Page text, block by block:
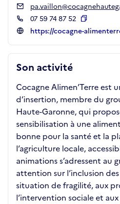
Son activité
Cocagne Alimen’Terre est
d’insertion, membre du
Haute-Garonne, qui
sensibilisation à une
bonne pour la santé et la
l’agriculture locale,
animations s’adressent au
attention sur l’inclusion
situation de fragilité, aux
l’intervention sociale et
07 59 74 87 52
Copier
https://cocagne-